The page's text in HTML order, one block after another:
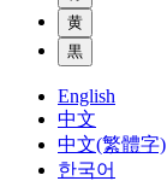
黄
黒
English
中文
中文(繁體字)
한국어